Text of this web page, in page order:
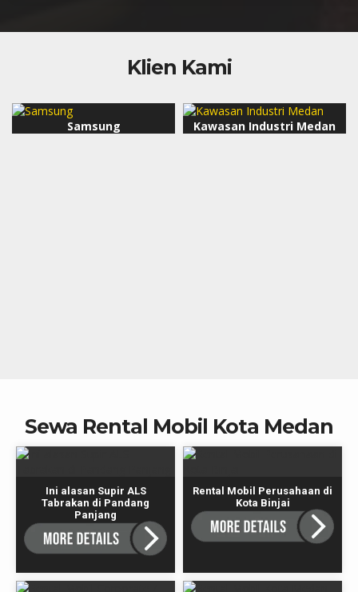
Klien Kami
Samsung Kawasan Industri Medan
Sewa Rental Mobil Kota Medan
Ini alasan Supir ALS
Tabrakan di Pandang
Panjang
Rental Mobil Perusahaan di
Kota Binjai